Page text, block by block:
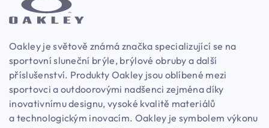
Oakley je světově známá značka specializující se na
sportovní sluneční brýle, brýlové obruby a další
příslušenství. Produkty Oakley jsou oblíbené mezi
sportovci a outdoorovými nadšenci zejména díky
inovativnímu designu, vysoké kvalitě materiálů
a technologickým inovacím. Oakley je symbolem výkonu